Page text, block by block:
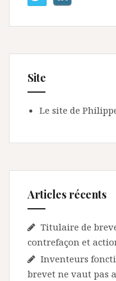
Site
Le site de
Articles récents
Titulaire de
contrefaçon et
Inventeurs
brevet ne vaut pas